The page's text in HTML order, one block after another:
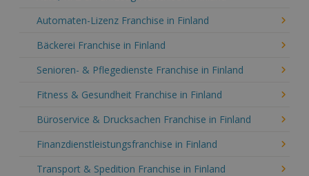
Automaten-Lizenz Franchise in Finland
Bäckerei Franchise in Finland
Senioren- & Pflegedienste Franchise in Finland
Fitness & Gesundheit Franchise in Finland
Büroservice & Drucksachen Franchise in Finland
Finanzdienstleistungsfranchise in Finland
Transport & Spedition Franchise in Finland